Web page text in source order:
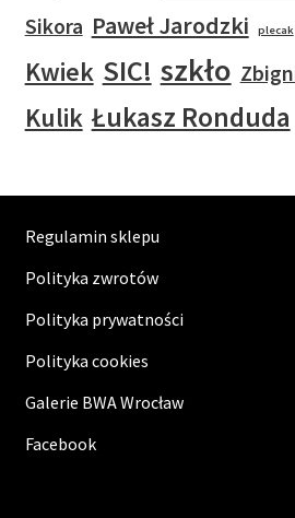
Sikora Paweł Jarodzki plecak
Kwiek SIC! szkło
Kulik Łukasz Ronduda
Regulamin sklepu
Polityka zwrotów
Polityka prywatności
Polityka cookies
Galerie BWA Wrocław
Facebook